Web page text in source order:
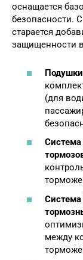
оснащается
безопасности.
старается
защищенности
(для
Система
Система
между